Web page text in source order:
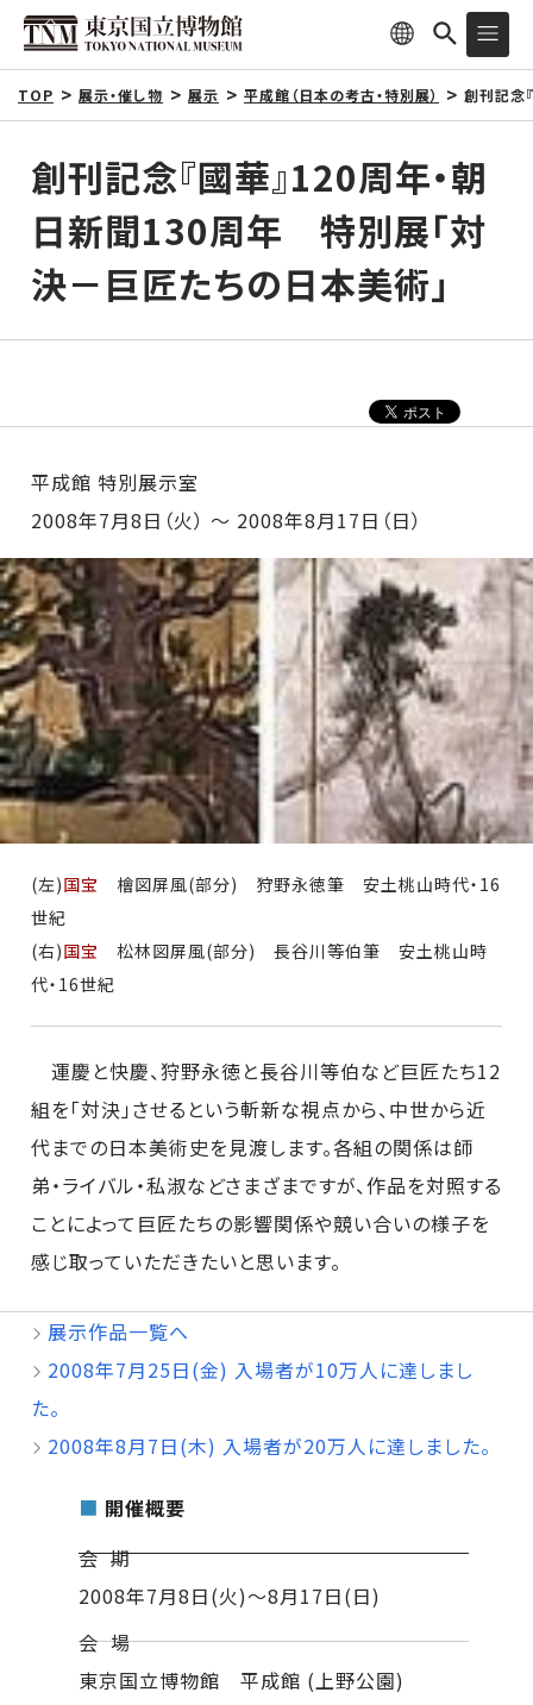
TOP 展示・催し物 展示 平成館（日本の考古・特別展） 創刊記念
創刊記念『國華』120周年・朝
日新聞130周年 特別展「対
決－巨匠たちの日本美術」
平成館 特別展示室
2008年7月8日（火） ～ 2008年8月17日（日）
(左)国宝 檜図屏風(部分) 狩野永徳筆 安土桃山時代・16
世紀
(右)国宝 松林図屏風(部分) 長谷川等伯筆 安土桃山時
代・16世紀
運慶と快慶、狩野永徳と長谷川等伯など巨匠たち12
組を「対決」させるという斬新な視点から、中世から近
代までの日本美術史を見渡します。各組の関係は師
弟・ライバル・私淑などさまざまですが、作品を対照する
ことによって巨匠たちの影響関係や競い合いの様子を
感じ取っていただきたいと思います。
展示作品一覧へ
2008年7月25日(金) 入場者が10万人に達しまし
た。
2008年8月7日(木) 入場者が20万人に達しました。
■ 開催概要
会 期
2008年7月8日(火)～8月17日(日)
会 場
東京国立博物館 平成館 (上野公園)